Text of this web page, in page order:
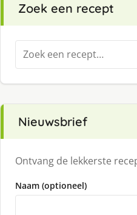
Zoek een recept
Zoeken
naar:
Nieuwsbrief
Ontvang de lekkerste
Naam (optioneel)